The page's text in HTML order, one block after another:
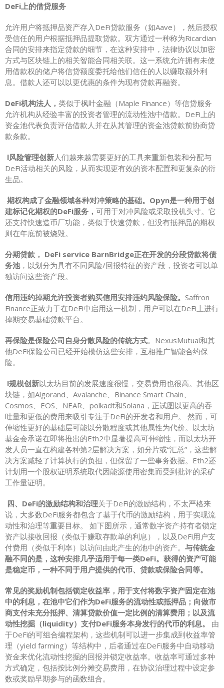
DeFi上的借贷服务
允许用户将抵押品资产存入DeFi贷款服务（如Aave），然后授权
受信任的用户根据抵押品提取贷款。双方通过一种称为Ricardian
合同的安排来指定贷款的细节，在这种安排中，法律协议以加密
方式与区块链上的相关智能合同相关联。这一系统允许拥有未使
用借款权的储户将信贷额度委托给他们信任的人以赚取额外利
息。借款人还可以以更优惠的条件为现有贷款再融资。
DeFi机构法人， 类似于枫叶金融（Maple Finance）等信贷服务
允许机构从经验丰富的投资者管理的流动性池中借款。DeFi上的
资金池代表负责评估借款人并在从其管理的资金池贷款前协商贷
款条款。
l风险管理创新人们越来越需要更好的工具来重新包装和分配与
DeFi活动相关的风险，从而实现更有效的资本配置和更复杂的衍
生品。
期权构成了金融领域各种对冲策略的基础。Opyn是一种用于创
建标记化期权的DeFi服务， 可用于对冲风险或采取投机头寸。它
还支持快速造币厂功能，类似于快速贷款，但没有抵押品的期权
则在年底前被烧毁。
分期贷款， DeFi service BarnBridge正在开发的分段贷款将债
务池，以划分为具有不同风险/回报特征的资产段，投资者可以单
独访问这些资产段。
信用违约掉期允许投资者购买信用安排违约风险保险。 Saffron
Finance正致力于在DeFi中启用这一机制，用户可以在DeFi上进行
掉期交易基础贷款平台。
再保险是保险公司自身分散风险的传统方式。NexusMutual和其
他DeFi保险公司已经开始模仿这些安排，互相推广智能合约保
险。
l规模创新以太坊目前的发展速度很慢，交易费用也很高。其他区
块链，如Algorand、Avalanche、Binance Smart Chain、
Cosmos、EOS、NEAR、polkadt和Solana，正试图以更高的吞
吐量和更低的费用来吸引专注于DeFi的开发者和用户。 然而，可
伸缩性更好的基础层可能以分散程度或其他属性为代价。以太坊
基金会承诺在即将推出的Eth2中显著提高可伸缩性，而以太坊开
发人员一直在构建各种第2层解决方案，如分片或“汇总”，这些解
决方案减轻了计算执行的负担，但保留了一些事务数据。Eth2还
计划用一个股权证明系统取代因能源使用密集而受到批评的采矿
工作量证明。
四、DeFi的激励结构和治理关于DeFi的激励结构，不太严格来
说，大多数DeFi服务都包含了基于代币的激励结构，用于实现流
动性和治理等重要目标。 如下图所示，通常数字资产持有者锁定
资产以接收回报（类似于赚取存款单的利息），以及DeFi用户支
付费用（类似于利率）以访问由此产生的池中的资产。 与传统金
融不同的是，这种安排几乎适用于每一类DeFi。获得的资产可能
是稳定币，一种不同于用户提供的代币、贷款或保险合同等。
常见的奖励机制包括锁定收益率，用于支付将数字资产固定在池
中的利息，在池中它们作为DeFi服务的流动性或抵押品；向做市
商支付未充分抵押、清算贷款价值一定比例的清算费用；以及流
动性挖掘（liquidity）支付DeFi服务本身发行的代币的利息。
由
于DeFi的可组合编程架构，这些机制可以进一步集成到收益率管
理（yield farming）等结构中，后者通过在DeFi服务中自动移动
资金来优化流动性挖掘的回报并锁定收益率。收益率可通过多种
方式确定，包括按比例分摊交易费用，在协议治理过程中设定参
数或奖励早期参与的函数组合。